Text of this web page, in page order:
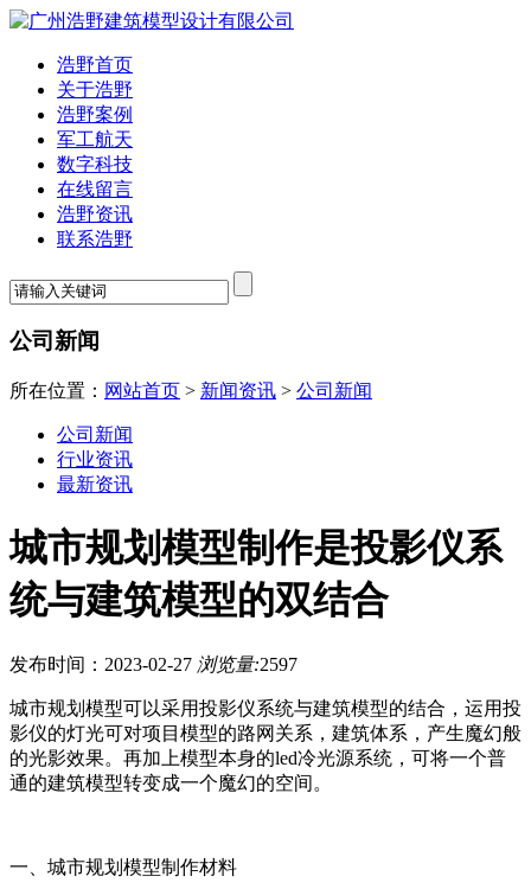
浩野首页
关于浩野
浩野案例
军工航天
数字科技
在线留言
浩野资讯
联系浩野
公司新闻
所在位置： 网站首页 > 新闻资讯 > 公司新闻
公司新闻
行业资讯
最新资讯
城市规划模型制作是投影仪系
统与建筑模型的双结合
发布时间：2023-02-27 浏览量:2597
城市规划模型可以采用投影仪系统与建筑模型的结合，运用投
影仪的灯光可对项目模型的路网关系，建筑体系，产生魔幻般
的光影效果。再加上模型本身的led冷光源系统，可将一个普
通的建筑模型转变成一个魔幻的空间。
一、城市规划模型制作材料